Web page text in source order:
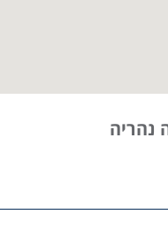
נהריה